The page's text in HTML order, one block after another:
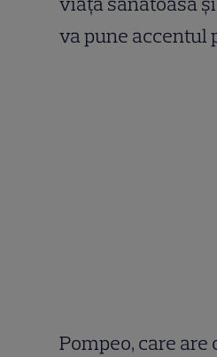
va pune accentul
Pompeo, care are